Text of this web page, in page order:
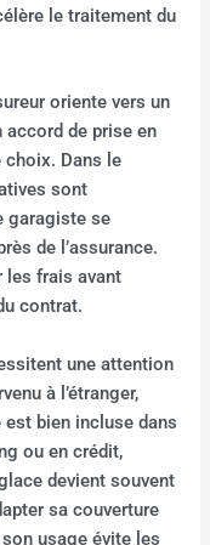
le traitement du
oriente vers un
accord de prise en
choix. Dans le
sont
garagiste se
de l’assurance.
les frais avant
contrat.
une attention
à l’étranger,
bien incluse dans
ou en crédit,
devient souvent
sa couverture
usage évite les